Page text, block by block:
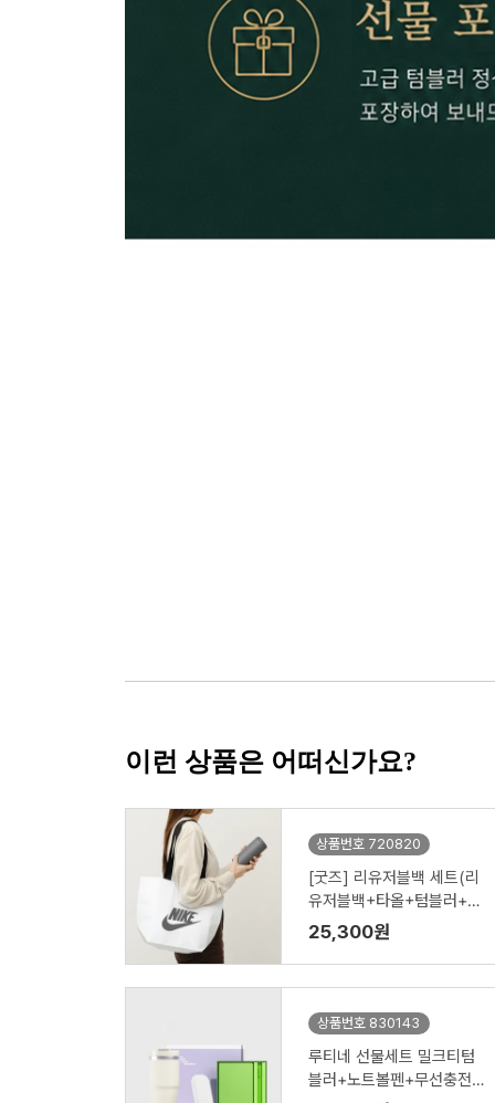
이런 상품은 어떠신가요?
상품번호 720820
[굿즈] 리유저블백 세트(리
유저블백+타올+텀블러+공
기청정기)
25,300원
상품번호 830143
루티네 선물세트 밀크티텀
블러+노트볼펜+무선충전